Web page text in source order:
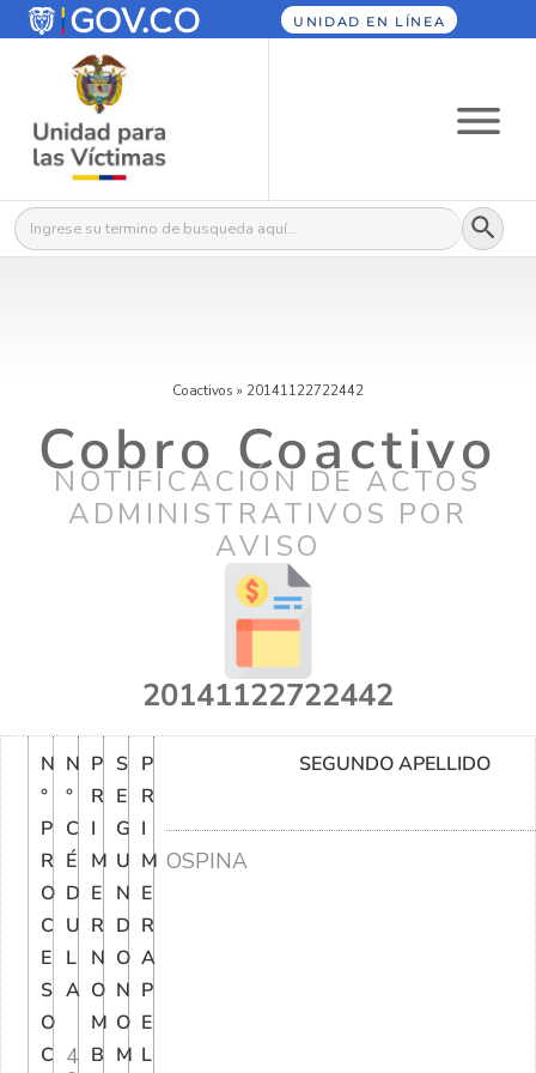
UNIDAD EN LÍNEA
Buscar: Botón
Coactivos » 20141122722442
Cobro Coactivo
NOTIFICACIÓN DE ACTOS
ADMINISTRATIVOS POR
AVISO
20141122722442
N
°
P
R
O
C
E
S
O
C
N
°
C
É
D
U
L
A
4
P
R
I
M
E
R
N
O
M
B
S
E
G
U
N
D
O
N
O
M
P
R
I
M
E
R
A
P
E
L
SEGUNDO APELLIDO
OSPINA